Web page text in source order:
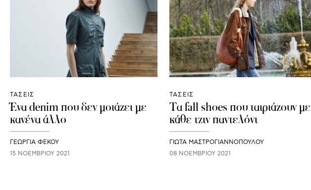
ΤΑΣΕΙΣ
Ένα denim που δεν μοιάζει με
κανένα άλλο
ΓΕΩΡΓΙΑ ΦΕΚΟΥ
15 ΝΟΕΜΒΡΊΟΥ 2021
ΤΑΣΕΙΣ
Τα fall shoes που ταιριάζουν με
κάθε τζιν παντελόνι
ΓΙΩΤΑ ΜΑΣΤΡΟΓΙΑΝΝΟΠΟΥΛΟΥ
08 ΝΟΕΜΒΡΊΟΥ 2021